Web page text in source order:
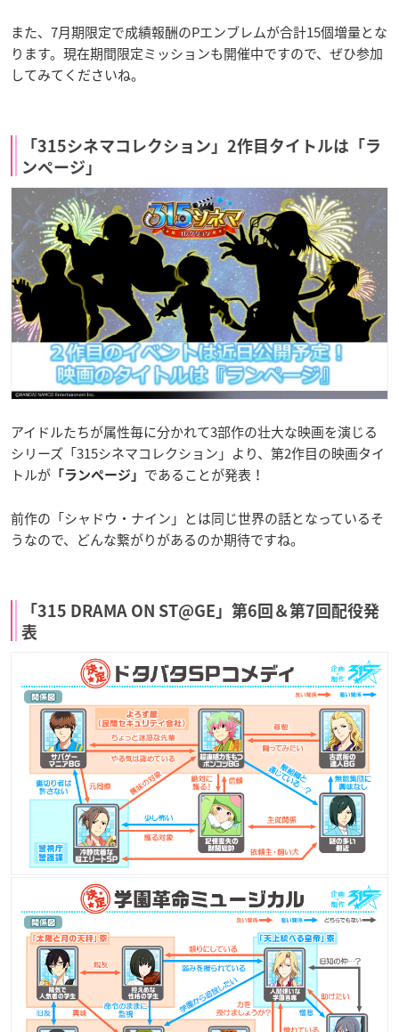
また、7月期限定で成績報酬のPエンブレムが合計15個増量とな
ります。現在期間限定ミッションも開催中ですので、ぜひ参加
してみてくださいね。
「315シネマコレクション」2作目タイトルは「ラ
ンページ」
アイドルたちが属性毎に分かれて3部作の壮大な映画を演じる
シリーズ「315シネマコレクション」より、第2作目の映画タイ
トルが 「ランページ」 であることが発表！
前作の「シャドウ・ナイン」とは同じ世界の話となっているそ
うなので、どんな繋がりがあるのか期待ですね。
「315 DRAMA ON ST@GE」第6回＆第7回配役発
表